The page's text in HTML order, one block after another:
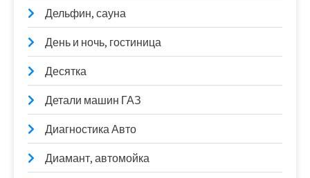
Дельфин, сауна
День и ночь, гостиница
Десятка
Детали машин ГАЗ
Диагностика Авто
Диамант, автомойка